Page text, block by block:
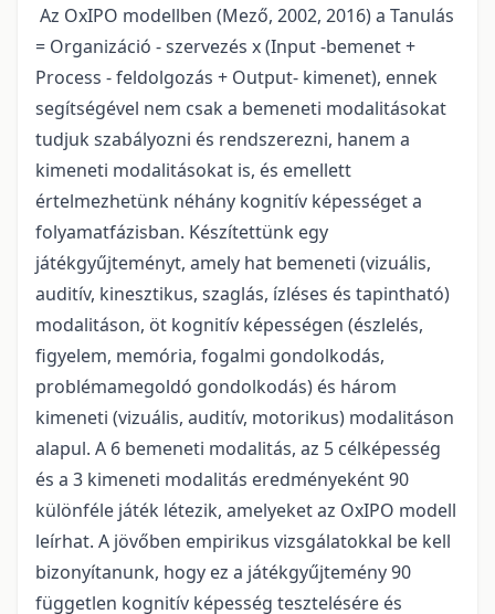
Az OxIPO modellben (Mező, 2002, 2016) a Tanulás
= Organizáció - szervezés x (Input -bemenet +
Process - feldolgozás + Output- kimenet), ennek
segítségével nem csak a bemeneti modalitásokat
tudjuk szabályozni és rendszerezni, hanem a
kimeneti modalitásokat is, és emellett
értelmezhetünk néhány kognitív képességet a
folyamatfázisban. Készítettünk egy
játékgyűjteményt, amely hat bemeneti (vizuális,
auditív, kinesztikus, szaglás, ízléses és tapintható)
modalitáson, öt kognitív képességen (észlelés,
figyelem, memória, fogalmi gondolkodás,
problémamegoldó gondolkodás) és három
kimeneti (vizuális, auditív, motorikus) modalitáson
alapul. A 6 bemeneti modalitás, az 5 célképesség
és a 3 kimeneti modalitás eredményeként 90
különféle játék létezik, amelyeket az OxIPO modell
leírhat. A jövőben empirikus vizsgálatokkal be kell
bizonyítanunk, hogy ez a játékgyűjtemény 90
független kognitív képesség tesztelésére és